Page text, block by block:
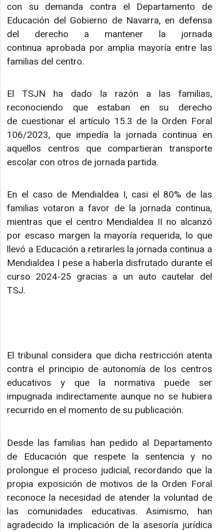
con su demanda contra el Departamento de
Educación del Gobierno de Navarra, en defensa
del derecho a mantener la jornada
continua aprobada por amplia mayoría entre las
familias del centro.
El TSJN ha dado la razón a las familias,
reconociendo que estaban en su derecho
de cuestionar el artículo 15.3 de la Orden Foral
106/2023, que impedía la jornada continua en
aquellos centros que compartieran transporte
escolar con otros de jornada partida.
En el caso de Mendialdea I, casi el 80% de las
familias votaron a favor de la jornada continua,
mientras que el centro Mendialdea II no alcanzó
por escaso margen la mayoría requerida, lo que
llevó a Educación a retirarles la jornada continua a
Mendialdea I pese a haberla disfrutado durante el
curso 2024-25 gracias a un auto cautelar del
TSJ.
El tribunal considera que dicha restricción atenta
contra el principio de autonomía de los centros
educativos y que la normativa puede ser
impugnada indirectamente aunque no se hubiera
recurrido en el momento de su publicación.
Desde las familias han pedido al Departamento
de Educación que respete la sentencia y no
prolongue el proceso judicial, recordando que la
propia exposición de motivos de la Orden Foral
reconoce la necesidad de atender la voluntad de
las comunidades educativas. Asimismo, han
agradecido la implicación de la asesoría jurídica